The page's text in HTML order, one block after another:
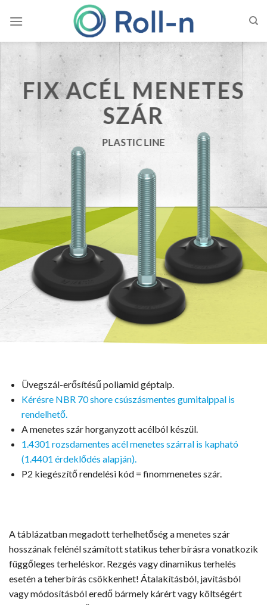
FIX ACÉL MENETES
SZÁR
PLASTIC LINE
Üvegszál-erősítésű poliamid géptalp.
Kérésre NBR 70 shore csúszásmentes gumitalppal is
rendelhető.
A menetes szár horganyzott acélból készül.
1.4301 rozsdamentes acél menetes szárral is kapható
(1.4401 érdeklődés alapján).
P2 kiegészítő rendelési kód = finommenetes szár.
A táblázatban megadott terhelhetőség a menetes szár
hosszának felénél számított statikus teherbírásra vonatkozik
függőleges terheléskor. Rezgés vagy dinamikus terhelés
esetén a teherbírás csökkenhet! Átalakításból, javításból
vagy módosításból eredő bármely kárért vagy költségért